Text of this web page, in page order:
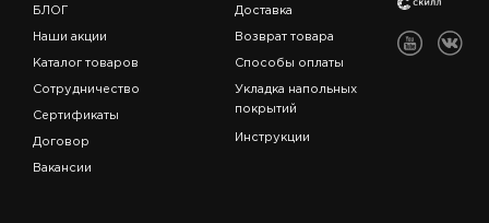
БЛОГ
Наши акции
Каталог товаров
Сотрудничество
Сертификаты
Договор
Вакансии
Доставка
Возврат товара
Способы оплаты
Укладка напольных
покрытий
Инструкции